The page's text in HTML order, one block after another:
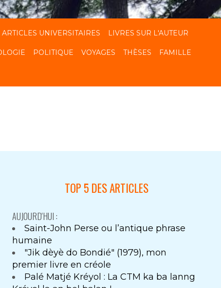
ARTICLES UNIVERSITAIRES LIVRES SUR L'AUTEUR
POLITIQUE VOYAGES THÈSES FAMILLE
TOP 5 DES ARTICLES
AUJOURD'HUI :
Saint-John Perse ou l’antique phrase
humaine
"Jik dèyè do Bondié" (1979), mon
premier livre en créole
Palé Matjé Kréyol : La CTM ka ba lanng